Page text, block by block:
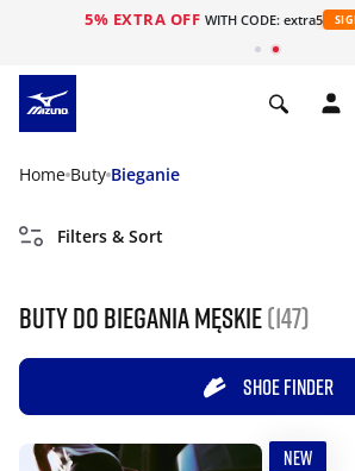
5% EXTRA OFF WITH CODE: extra5
Home Buty Bieganie
Filters & Sort
Buty do biegania męskie(147)
SHOE FINDER
NEW